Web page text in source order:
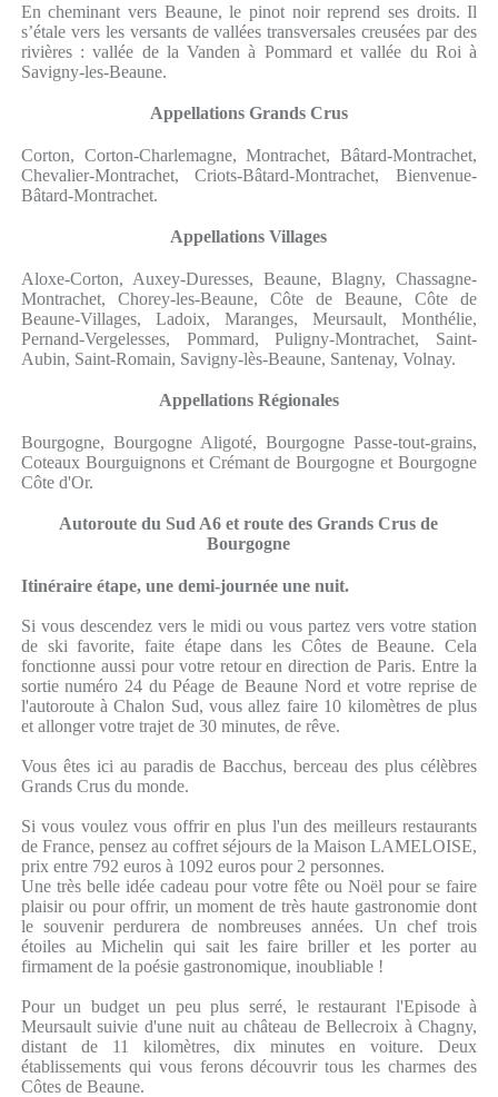
En cheminant vers Beaune, le pinot noir reprend ses droits. Il
s’étale vers les versants de vallées transversales creusées par des
rivières : vallée de la Vanden à Pommard et vallée du Roi à
Savigny-les-Beaune.
Appellations Grands Crus
Corton, Corton-Charlemagne, Montrachet, Bâtard-Montrachet,
Chevalier-Montrachet, Criots-Bâtard-Montrachet, Bienvenue-
Bâtard-Montrachet.
Appellations Villages
Aloxe-Corton, Auxey-Duresses, Beaune, Blagny, Chassagne-
Montrachet, Chorey-les-Beaune, Côte de Beaune, Côte de
Beaune-Villages, Ladoix, Maranges, Meursault, Monthélie,
Pernand-Vergelesses, Pommard, Puligny-Montrachet, Saint-
Aubin, Saint-Romain, Savigny-lès-Beaune, Santenay, Volnay.
Appellations Régionales
Bourgogne, Bourgogne Aligoté, Bourgogne Passe-tout-grains,
Coteaux Bourguignons et Crémant de Bourgogne et Bourgogne
Côte d'Or.
Autoroute du Sud A6 et route des Grands Crus de
Bourgogne
Itinéraire étape, une demi-journée une nuit.
Si vous descendez vers le midi ou vous partez vers votre station
de ski favorite, faite étape dans les Côtes de Beaune. Cela
fonctionne aussi pour votre retour en direction de Paris. Entre la
sortie numéro 24 du Péage de Beaune Nord et votre reprise de
l'autoroute à Chalon Sud, vous allez faire 10 kilomètres de plus
et allonger votre trajet de 30 minutes, de rêve.
Vous êtes ici au paradis de Bacchus, berceau des plus célèbres
Grands Crus du monde.
Si vous voulez vous offrir en plus l'un des meilleurs restaurants
de France, pensez au coffret séjours de la Maison LAMELOISE,
prix entre 792 euros à 1092 euros pour 2 personnes.
Une très belle idée cadeau pour votre fête ou Noël pour se faire
plaisir ou pour offrir, un moment de très haute gastronomie dont
le souvenir perdurera de nombreuses années. Un chef trois
étoiles au Michelin qui sait les faire briller et les porter au
firmament de la poésie gastronomique, inoubliable !
Pour un budget un peu plus serré, le restaurant l'Episode à
Meursault suivie d'une nuit au château de Bellecroix à Chagny,
distant de 11 kilomètres, dix minutes en voiture. Deux
établissements qui vous ferons découvrir tous les charmes des
Côtes de Beaune.